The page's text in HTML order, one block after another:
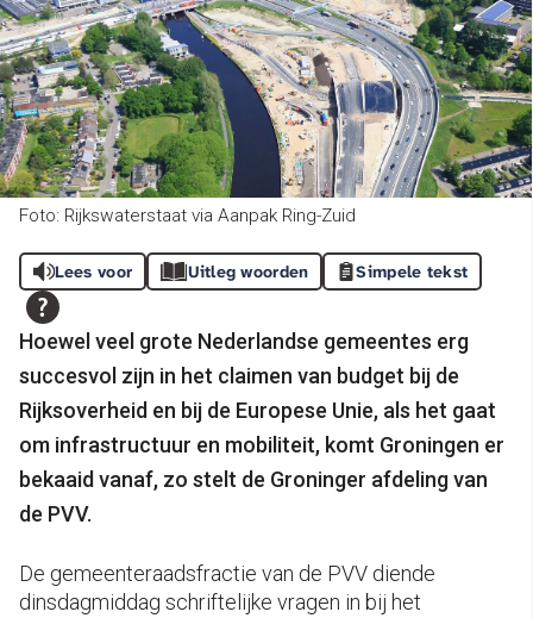
Foto: Rijkswaterstaat via Aanpak Ring-Zuid
Lees voor Uitleg woorden Simpele tekst
Hoewel veel grote Nederlandse gemeentes erg
succesvol zijn in het claimen van budget bij de
Rijksoverheid en bij de Europese Unie, als het gaat
om infrastructuur en mobiliteit, komt Groningen er
bekaaid vanaf, zo stelt de Groninger afdeling van
de PVV.
De gemeenteraadsfractie van de PVV diende
dinsdagmiddag schriftelijke vragen in bij het